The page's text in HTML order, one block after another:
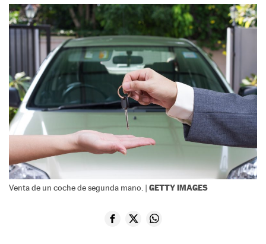
Venta de un coche de segunda mano. | GETTY IMAGES